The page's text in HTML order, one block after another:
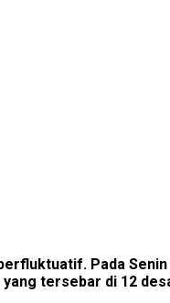
Pada
tersebar di 12